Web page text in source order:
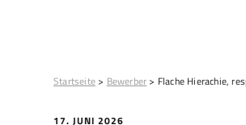
Startseite > Bewerber > Flache Hierachie,
17. JUNI 2026